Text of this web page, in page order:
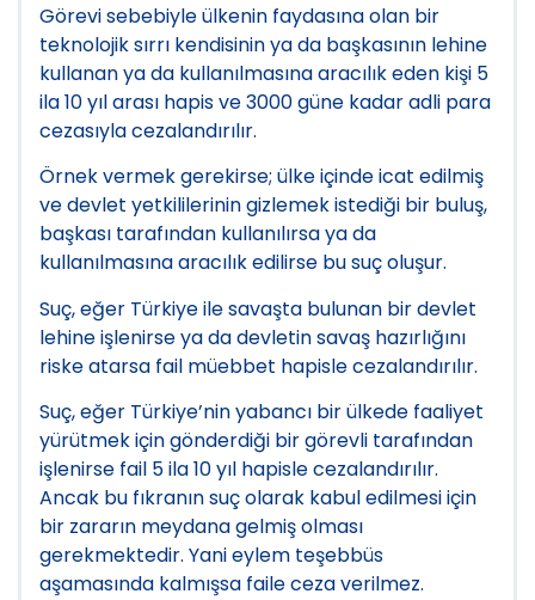
Görevi sebebiyle ülkenin faydasına olan bir
teknolojik sırrı kendisinin ya da başkasının lehine
kullanan ya da kullanılmasına aracılık eden kişi 5
ila 10 yıl arası hapis ve 3000 güne kadar adli para
cezasıyla cezalandırılır.
Örnek vermek gerekirse; ülke içinde icat edilmiş
ve devlet yetkililerinin gizlemek istediği bir buluş,
başkası tarafından kullanılırsa ya da
kullanılmasına aracılık edilirse bu suç oluşur.
Suç, eğer Türkiye ile savaşta bulunan bir devlet
lehine işlenirse ya da devletin savaş hazırlığını
riske atarsa fail müebbet hapisle cezalandırılır.
Suç, eğer Türkiye’nin yabancı bir ülkede faaliyet
yürütmek için gönderdiği bir görevli tarafından
işlenirse fail 5 ila 10 yıl hapisle cezalandırılır.
Ancak bu fıkranın suç olarak kabul edilmesi için
bir zararın meydana gelmiş olması
gerekmektedir. Yani eylem teşebbüs
aşamasında kalmışsa faile ceza verilmez.